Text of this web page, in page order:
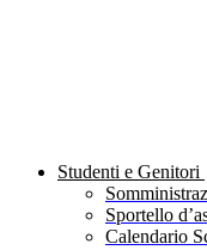
Studenti e Genitori
Sportello
Calendario